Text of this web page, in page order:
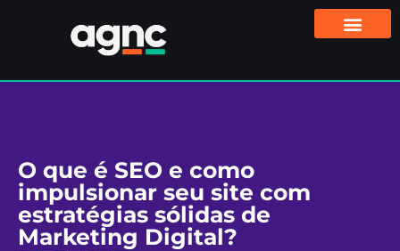
O que é SEO e como
impulsionar seu site com
estratégias sólidas de
Marketing Digital?